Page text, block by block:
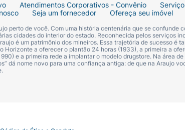
Atendimentos Corporativos - Convênio
Seja um fornecedor Ofereça seu imóvel
perto de você. Com uma história centenária que se confunde
cidades do interior do estado. Reconhecida pelos serviços
é um patrimônio dos mineiros. Essa trajetória de sucesso é
Horizonte a oferecer o plantão 24 horas (1933), a primeira a
e a primeira rede a implantar o modelo drugstore. Na área
dá nome novo para uma confiança antiga: de que na Araujo